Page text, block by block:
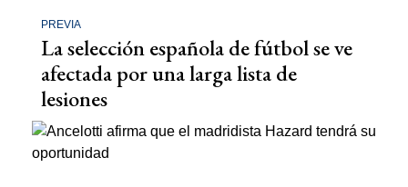
PREVIA
La selección española de fútbol se ve
afectada por una larga lista de
lesiones